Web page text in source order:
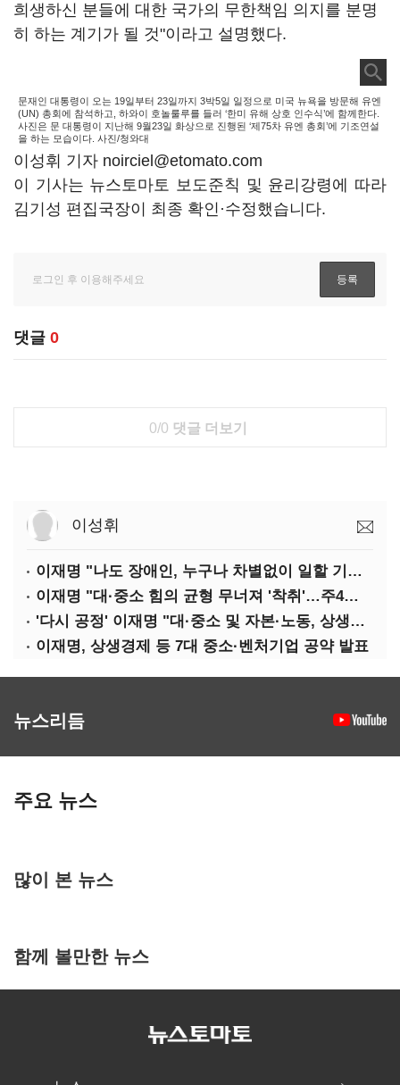
희생하신 분들에 대한 국가의 무한책임 의지를 분명
히 하는 계기가 될 것"이라고 설명했다.
문재인 대통령이 오는 19일부터 23일까지 3박5일 일정으로 미국 뉴욕을 방문해 유엔
(UN) 총회에 참석하고, 하와이 호놀룰루를 들러 ‘한미 유해 상호 인수식’에 함께한다.
사진은 문 대통령이 지난해 9월23일 화상으로 진행된 ‘제75차 유엔 총회’에 기조연설
을 하는 모습이다. 사진/청와대
이성휘 기자 noirciel@etomato.com
이 기사는 뉴스토마토 보도준칙 및 윤리강령에 따라
김기성 편집국장이 최종 확인·수정했습니다.
댓글 0
0/0 댓글 더보기
이성휘
이재명 "나도 장애인, 누구나 차별없이 일할 기회 중요"
이재명 "대·중소 힘의 균형 무너져 '착취'…주4일제, 가야할 길"
'다시 공정' 이재명 "대·중소 및 자본·노동, 상생하는 공정한 성장"
이재명, 상생경제 등 7대 중소·벤처기업 공약 발표
뉴스리듬
주요 뉴스
많이 본 뉴스
함께 볼만한 뉴스